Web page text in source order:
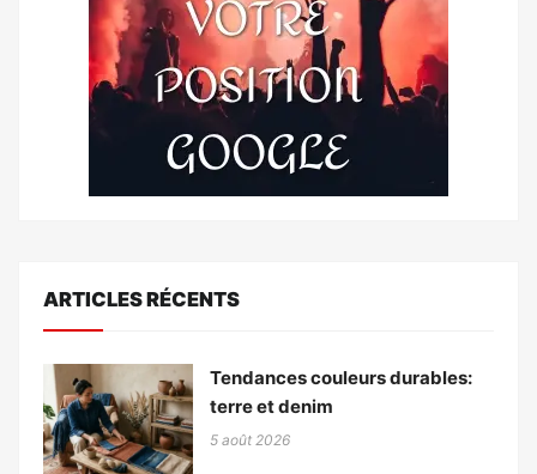
ARTICLES RÉCENTS
Tendances couleurs durables:
terre et denim
5 août 2026